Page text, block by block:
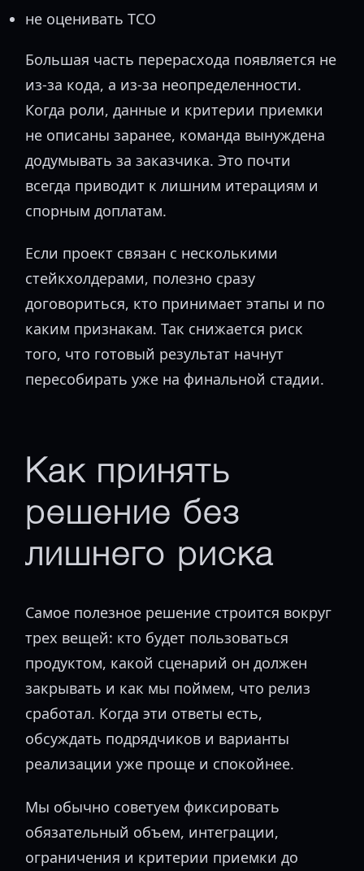
не оценивать TCO
Большая часть перерасхода появляется не
из-за кода, а из-за неопределенности.
Когда роли, данные и критерии приемки
не описаны заранее, команда вынуждена
додумывать за заказчика. Это почти
всегда приводит к лишним итерациям и
спорным доплатам.
Если проект связан с несколькими
стейкхолдерами, полезно сразу
договориться, кто принимает этапы и по
каким признакам. Так снижается риск
того, что готовый результат начнут
пересобирать уже на финальной стадии.
Как принять
решение без
лишнего риска
Самое полезное решение строится вокруг
трех вещей: кто будет пользоваться
продуктом, какой сценарий он должен
закрывать и как мы поймем, что релиз
сработал. Когда эти ответы есть,
обсуждать подрядчиков и варианты
реализации уже проще и спокойнее.
Мы обычно советуем фиксировать
обязательный объем, интеграции,
ограничения и критерии приемки до